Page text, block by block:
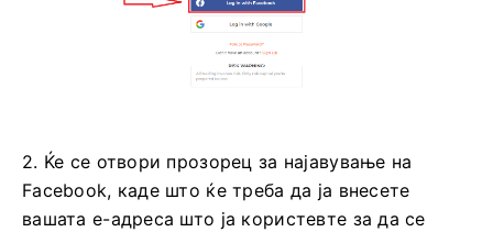
2. Ќе се отвори прозорец за најавување на
Facebook, каде што ќе треба да ја внесете
вашата е-адреса што ја користевте за да се